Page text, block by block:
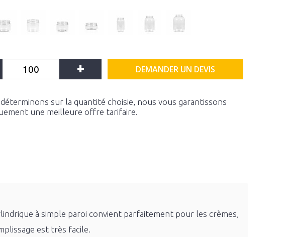
+ DEMANDER UN DEVIS
sur la quantité choisie, nous vous garantissons
une meilleure offre tarifaire.
à simple paroi convient parfaitement pour les crèmes,
est très facile.